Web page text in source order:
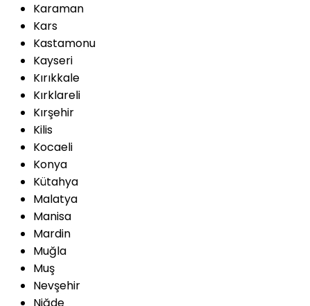
Karaman
Kars
Kastamonu
Kayseri
Kırıkkale
Kırklareli
Kırşehir
Kilis
Kocaeli
Konya
Kütahya
Malatya
Manisa
Mardin
Muğla
Muş
Nevşehir